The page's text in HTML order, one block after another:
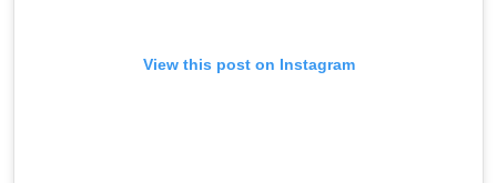
View this post on Instagram